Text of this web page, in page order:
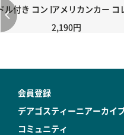
付き コントローラー＆ポイ
アメリカンカー コ
2,190円
会員登録
デアゴスティーニアーカイ
コミュニティ